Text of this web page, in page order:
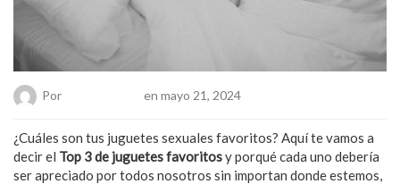
Por en mayo 21, 2024
¿Cuáles son tus juguetes sexuales favoritos? Aquí te vamos a
decir el Top 3 de juguetes favoritosy porqué cada uno debería
ser apreciado por todos nosotros sin importan donde estemos,